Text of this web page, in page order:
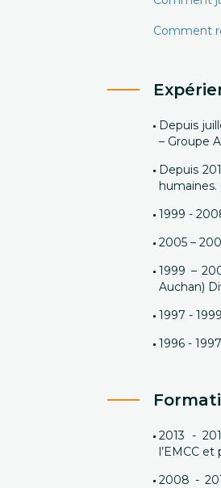
Comment
Depuis
– Groupe
Depuis
humaines.
1999 -
2005 –
1999 –
Auchan)
1997 -
1996 -
2013 -
l’EMCC et
2008 -